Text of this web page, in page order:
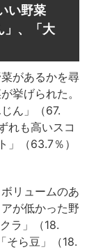
い野菜
」、「大
があるかを尋
挙げられた。
ん」（67.
れも高いスコ
」（63.7％）
リュームのあ
が低かった野
ラ」（18.
そら豆」（18.